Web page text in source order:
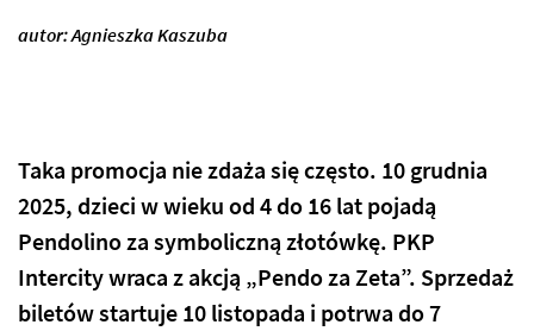
autor: Agnieszka Kaszuba
Taka promocja nie zdaża się często. 10 grudnia
2025, dzieci w wieku od 4 do 16 lat pojadą
Pendolino za symboliczną złotówkę. PKP
Intercity wraca z akcją „Pendo za Zeta”. Sprzedaż
biletów startuje 10 listopada i potrwa do 7